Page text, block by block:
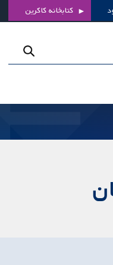
کتابخانه کاکرین